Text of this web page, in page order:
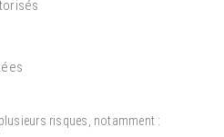
risques, notamment :